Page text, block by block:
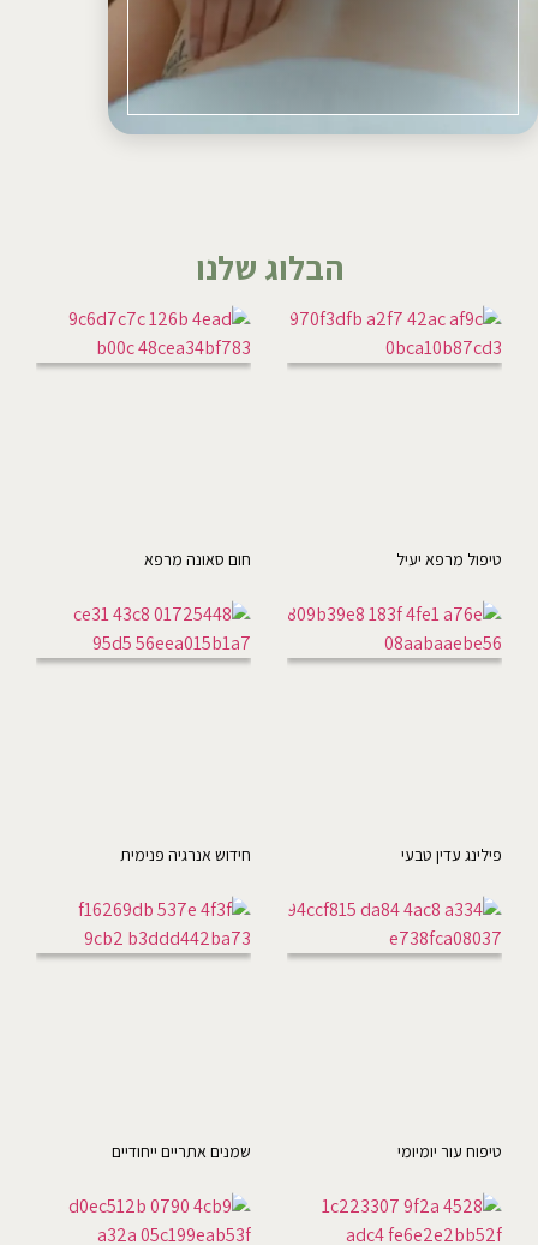
הבלוג שלנו
טיפול מרפא יעיל חום סאונה מרפא
פילינג עדין טבעי חידוש אנרגיה פנימית
טיפוח עור יומיומי שמנים אתריים ייחודיים